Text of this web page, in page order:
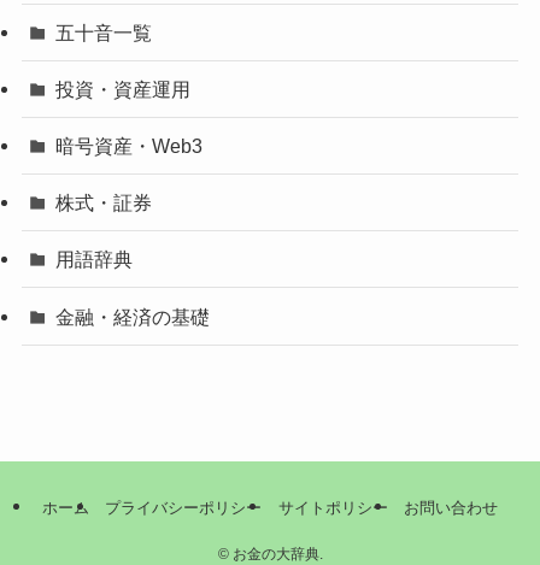
五十音一覧
投資・資産運用
暗号資産・Web3
株式・証券
用語辞典
金融・経済の基礎
ホーム プライバシーポリシー サイトポリシー お問い合わせ
©お金の大辞典.